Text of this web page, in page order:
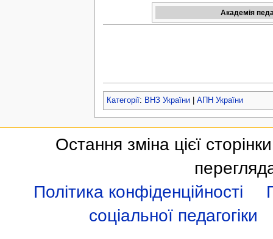
Академія
Категорії: ВНЗ України| АПН України
Остання зміна цієї
Політика конфіденційності
соціальної педагогіки